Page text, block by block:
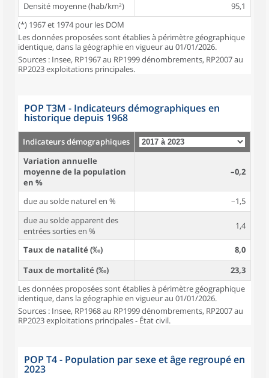
Densité moyenne (hab/km²)
95,1
(*) 1967 et 1974 pour les DOM
Les données proposées sont établies à périmètre géographique
identique, dans la géographie en vigueur au 01/01/2026.
Sources : Insee, RP1967 au RP1999 dénombrements, RP2007 au
RP2023 exploitations principales.
POP T3M - Indicateurs démographiques en
historique depuis 1968
Indicateurs démographiques
Variation annuelle
moyenne de la population
en %
–0,2
due au solde naturel en %
–1,5
due au solde apparent des
entrées sorties en %
1,4
Taux de natalité (‰)
8,0
Taux de mortalité (‰)
23,3
Les données proposées sont établies à périmètre géographique
identique, dans la géographie en vigueur au 01/01/2026.
Sources : Insee, RP1968 au RP1999 dénombrements, RP2007 au
RP2023 exploitations principales - État civil.
POP T4 - Population par sexe et âge regroupé en
2023